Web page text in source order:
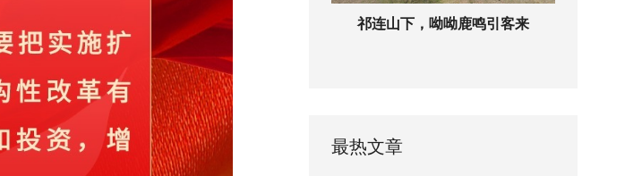
祁连山下，呦呦鹿鸣引客来
最热文章